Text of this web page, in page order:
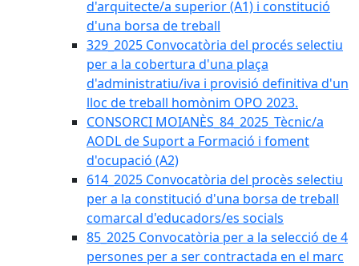
d'arquitecte/a superior (A1) i constitució
d'una borsa de treball
329_2025 Convocatòria del procés selectiu
per a la cobertura d'una plaça
d'administratiu/iva i provisió definitiva d'un
lloc de treball homònim OPO 2023.
CONSORCI MOIANÈS_84_2025_Tècnic/a
AODL de Suport a Formació i foment
d'ocupació (A2)
614_2025 Convocatòria del procès selectiu
per a la constitució d'una borsa de treball
comarcal d'educadors/es socials
85_2025 Convocatòria per a la selecció de 4
persones per a ser contractada en el marc